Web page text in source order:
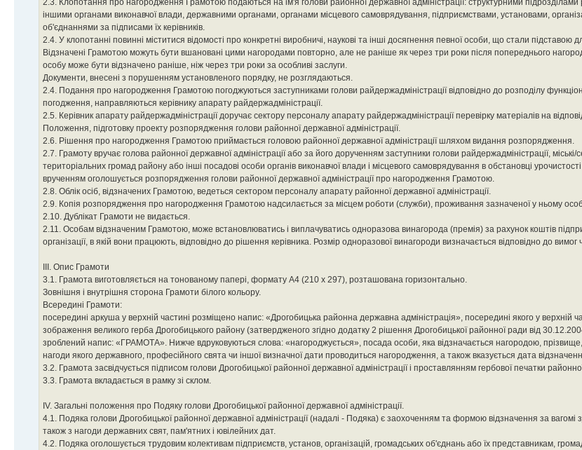
2.3. Клопотання про нагородження Грамотою подаються на ім'я голови районної державної адміністрації: структурними підрозділами
іншими органами виконавчої влади, державними органами, органами місцевого самоврядування, підприємствами, установами,
об'єднаннями за підписами їх керівників.
2.4. У клопотанні повинні міститися відомості про конкретні виробничі, наукові та інші досягнення певної особи, що стали підставою
Відзначені Грамотою можуть бути вшановані цими нагородами повторно, але не раніше як через три роки після попереднього
особу може бути відзначено раніше, ніж через три роки за особливі заслуги.
Документи, внесені з порушенням установленого порядку, не розглядаються.
2.4. Подання про нагородження Грамотою погоджуються заступниками голови райдержадміністрації відповідно до розподілу
погодження, направляються керівнику апарату райдержадміністрації.
2.5. Керівник апарату райдержадміністрації доручає сектору персоналу апарату райдержадміністрації перевірку матеріалів на
Положення, підготовку проекту розпорядження голови районної державної адміністрації.
2.6. Рішення про нагородження Грамотою приймається головою районної державної адміністрації шляхом видання розпорядження.
2.7. Грамоту вручає голова районної державної адміністрації або за його дорученням заступники голови райдержадміністрації, міські/
територіальних громад району або інші посадові особи органів виконавчої влади і місцевого самоврядування в обстановці
врученням оголошується розпорядження голови районної державної адміністрації про нагородження Грамотою.
2.8. Облік осіб, відзначених Грамотою, ведеться сектором персоналу апарату районної державної адміністрації.
2.9. Копія розпорядження про нагородження Грамотою надсилається за місцем роботи (служби), проживання зазначеної у ньому
2.10. Дублікат Грамоти не видається.
2.11. Особам відзначеним Грамотою, може встановлюватись і виплачуватись одноразова винагорода (премія) за рахунок коштів
організації, в якій вони працюють, відповідно до рішення керівника. Розмір одноразової винагороди визначається відповідно до
III. Опис Грамоти
3.1. Грамота виготовляється на тонованому папері, формату А4 (210 х 297), розташована горизонтально.
Зовнішня і внутрішня сторона Грамоти білого кольору.
Всередині Грамоти:
посередині аркуша у верхній частині розміщено напис: «Дрогобицька районна державна адміністрація», посередині якого у верхній
зображення великого герба Дрогобицького району (затвердженого згідно додатку 2 рішення Дрогобицької районної ради від
зроблений напис: «ГРАМОТА». Нижче вдруковуються слова: «нагороджується», посада особи, яка відзначається нагородою, прізвище,
нагоди якого державного, професійного свята чи іншої визначної дати проводиться нагородження, а також вказується дата
3.2. Грамота засвідчується підписом голови Дрогобицької районної державної адміністрації і проставлянням гербової печатки
3.3. Грамота вкладається в рамку зі склом.
ІV. Загальні положення про Подяку голови Дрогобицької районної державної адміністрації.
4.1. Подяка голови Дрогобицької районної державної адміністрації (надалі - Подяка) є заохоченням та формою відзначення за вагомі
також з нагоди державних свят, пам'ятних і ювілейних дат.
4.2. Подяка оголошується трудовим колективам підприємств, установ, організацій, громадських об'єднань або їх представникам,